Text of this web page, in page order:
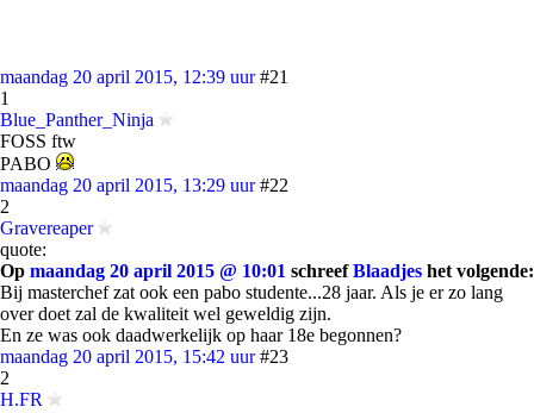
maandag 20 april 2015, 12:39 uur #21
1
Blue_Panther_Ninja
FOSS ftw
PABO
maandag 20 april 2015, 13:29 uur #22
2
Gravereaper
quote:
Op maandag 20 april 2015 @ 10:01 schreefBlaadjes het volgende:
Bij masterchef zat ook een pabo studente...28 jaar. Als je er zo lang
over doet zal de kwaliteit wel geweldig zijn.
En ze was ook daadwerkelijk op haar 18e begonnen?
maandag 20 april 2015, 15:42 uur #23
2
H.FR